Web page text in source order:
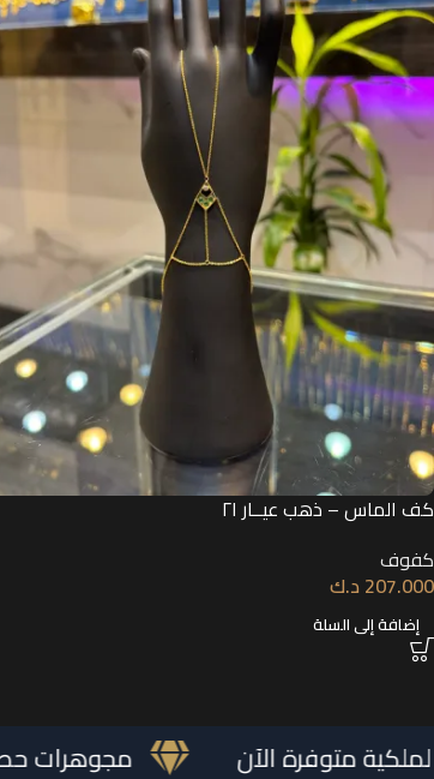
كف الماس – ذهب عيــار ٢١
كفوف
207.000د.ك
إضافة إلى السلة
الملكية متوفرة الآن